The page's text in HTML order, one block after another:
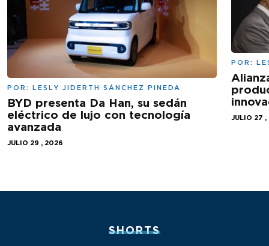
POR: LESLY JIDERTH SÁNCHEZ PINEDA
BYD presenta Da Han, su sedán
eléctrico de lujo con tecnología
avanzada
JULIO 29 , 2026
POR:
JULIO 27
SHORTS